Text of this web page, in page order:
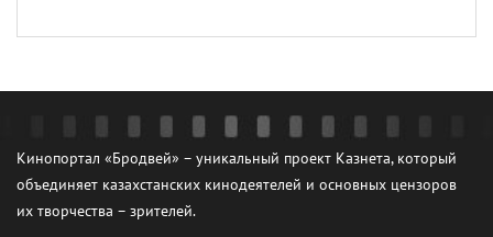
Кинопортал «Бродвей» – уникальный проект Казнета, который
объединяет казахстанских кинодеятелей и основных цензоров
их творчества – зрителей.